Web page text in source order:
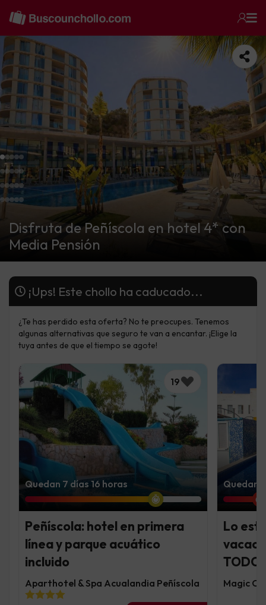
Disfruta de Peñíscola en hotel 4* con
Media Pensión
¡Ups! Este chollo ha caducado...
¿Te has perdido esta oferta? No te preocupes. Tenemos
algunas alternativas que seguro te van a encantar. ¡Elige la
tuya antes de que el tiempo se agote!
19
Quedan 7 días 16 horas
Peñíscola: hotel en primera
línea y parque acuático
incluido
Aparthotel & Spa Acualandia Peñíscola
Quedan
Lo
TODO
Magic